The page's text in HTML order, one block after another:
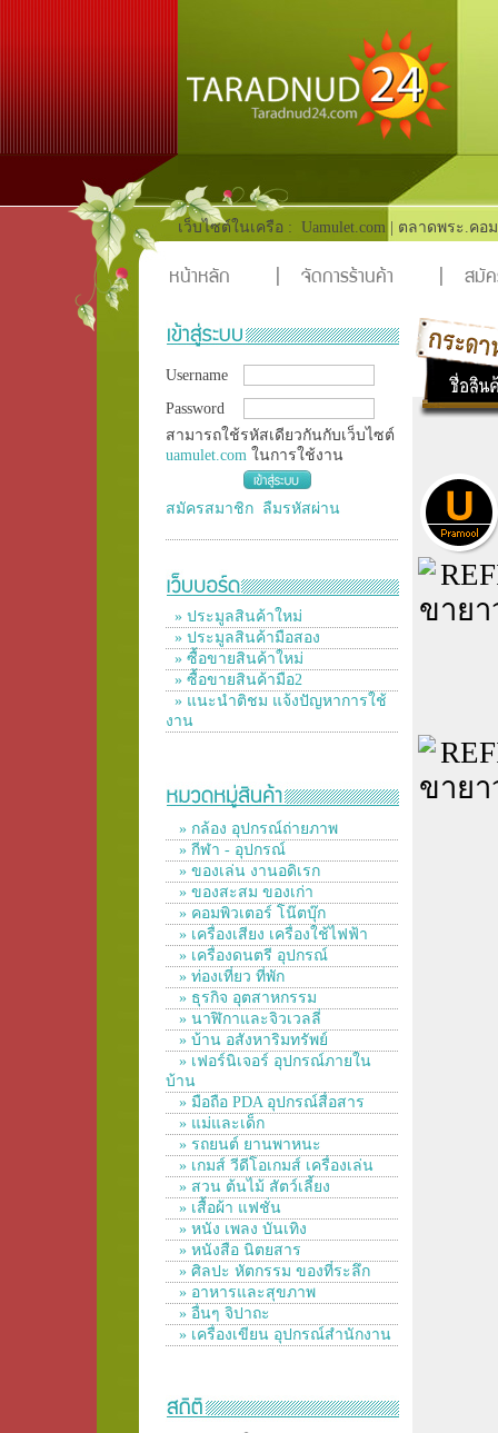
เว็บไซต์ในเครือ : Uamulet.com ตลาดพระ.คอม
หน้าหลัก จัดการร้านค้า สมัค
Username
Password
สามารถใช้รหัสเดียวกันกับเว็บไซต์
uamulet.com ในการใช้งาน
สมัครสมาชิก ลืมรหัสผ่าน
» ประมูลสินค้าใหม่
» ประมูลสินค้ามือสอง
» ซื้อขายสินค้าใหม่
» ซื้อขายสินค้ามือ2
» แนะนำติชม แจ้งปัญหาการใช้
งาน
» กล้อง อุปกรณ์ถ่ายภาพ
» กีฬา - อุปกรณ์
» ของเล่น งานอดิเรก
» ของสะสม ของเก่า
» คอมพิวเตอร์ โน๊ตบุ๊ก
» เครื่องเสียง เครื่องใช้ไฟฟ้า
» เครื่องดนตรี อุปกรณ์
» ท่องเที่ยว ที่พัก
» ธุรกิจ อุตสาหกรรม
» นาฬิกาและจิวเวลลี่
» บ้าน อสังหาริมทรัพย์
» เฟอร์นิเจอร์ อุปกรณ์ภายใน
บ้าน
» มือถือ PDA อุปกรณ์สื่อสาร
» แม่และเด็ก
» รถยนต์ ยานพาหนะ
» เกมส์ วีดีโอเกมส์ เครื่องเล่น
» สวน ต้นไม้ สัตว์เลี้ยง
» เสื้อผ้า แฟชั่น
» หนัง เพลง บันเทิง
» หนังสือ นิตยสาร
» ศิลปะ หัตกรรม ของที่ระลึก
» อาหารและสุขภาพ
» อื่นๆ จิปาถะ
» เครื่องเขียน อุปกรณ์สำนักงาน